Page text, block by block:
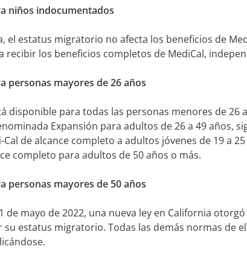
niños indocumentados
el estatus migratorio no afecta los beneficios de
recibir los beneficios completos de MediCal,
personas mayores de 26 años
disponible para todas las personas menores de
Expansión para adultos de 26 a 49 años,
de alcance completo a adultos jóvenes de 19 a
completo para adultos de 50 años o más.
personas mayores de 50 años
de mayo de 2022, una nueva ley en California
estatus migratorio. Todas las demás normas de